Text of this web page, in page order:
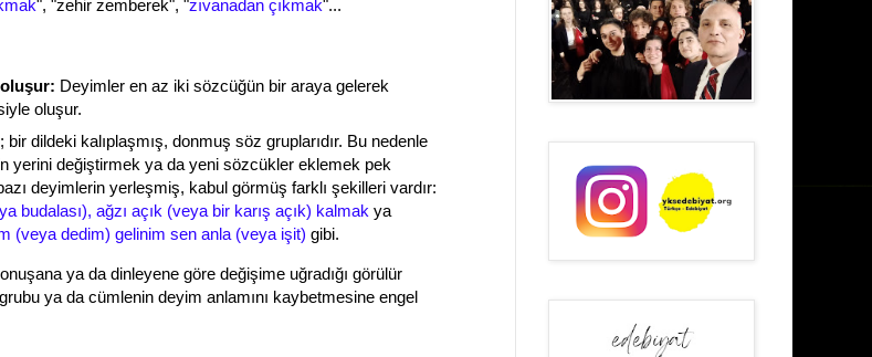
", "zehir zemberek", "zıvanadan çıkmak"...
Deyimler en az iki sözcüğün bir araya gelerek
oluşur.
bir dildeki kalıplaşmış, donmuş söz gruplarıdır. Bu nedenle
yerini değiştirmek ya da yeni sözcükler eklemek pek
deyimlerin yerleşmiş, kabul görmüş farklı şekilleri vardır:
budalası), ağzı açık (veya bir karış açık) kalmak ya
(veya dedim) gelinim sen anla (veya işit) gibi.
ya da dinleyene göre değişime uğradığı görülür
ya da cümlenin deyim anlamını kaybetmesine engel